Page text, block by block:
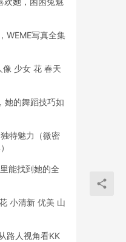
WEME写真全集
像 少女 花 春天
她的舞蹈技巧如
特魅力（微密
能找到她的全
小清新 优美 山
路人视角看KK